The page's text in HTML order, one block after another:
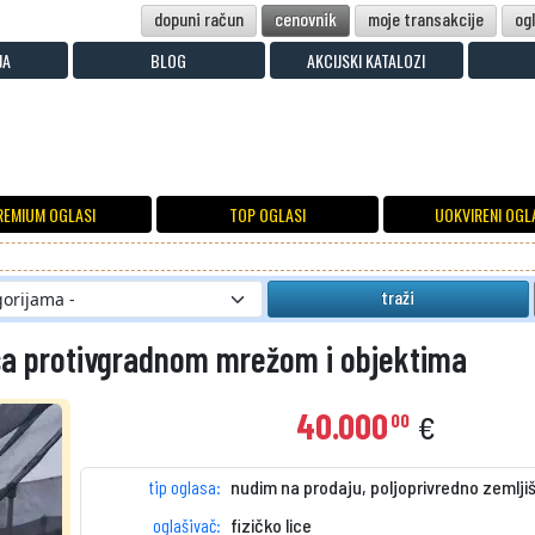
dopuni račun cenovnik moje transakcije
BLOG AKCIJSKI KATALOZI
OGLASI TOP OGLASI UOKVIRENI
traži
protivgradnom mrežom i objektima
40.000 00 €
tip oglasa: nudim na prodaju, poljoprivredno
oglašivač: fizičko lice